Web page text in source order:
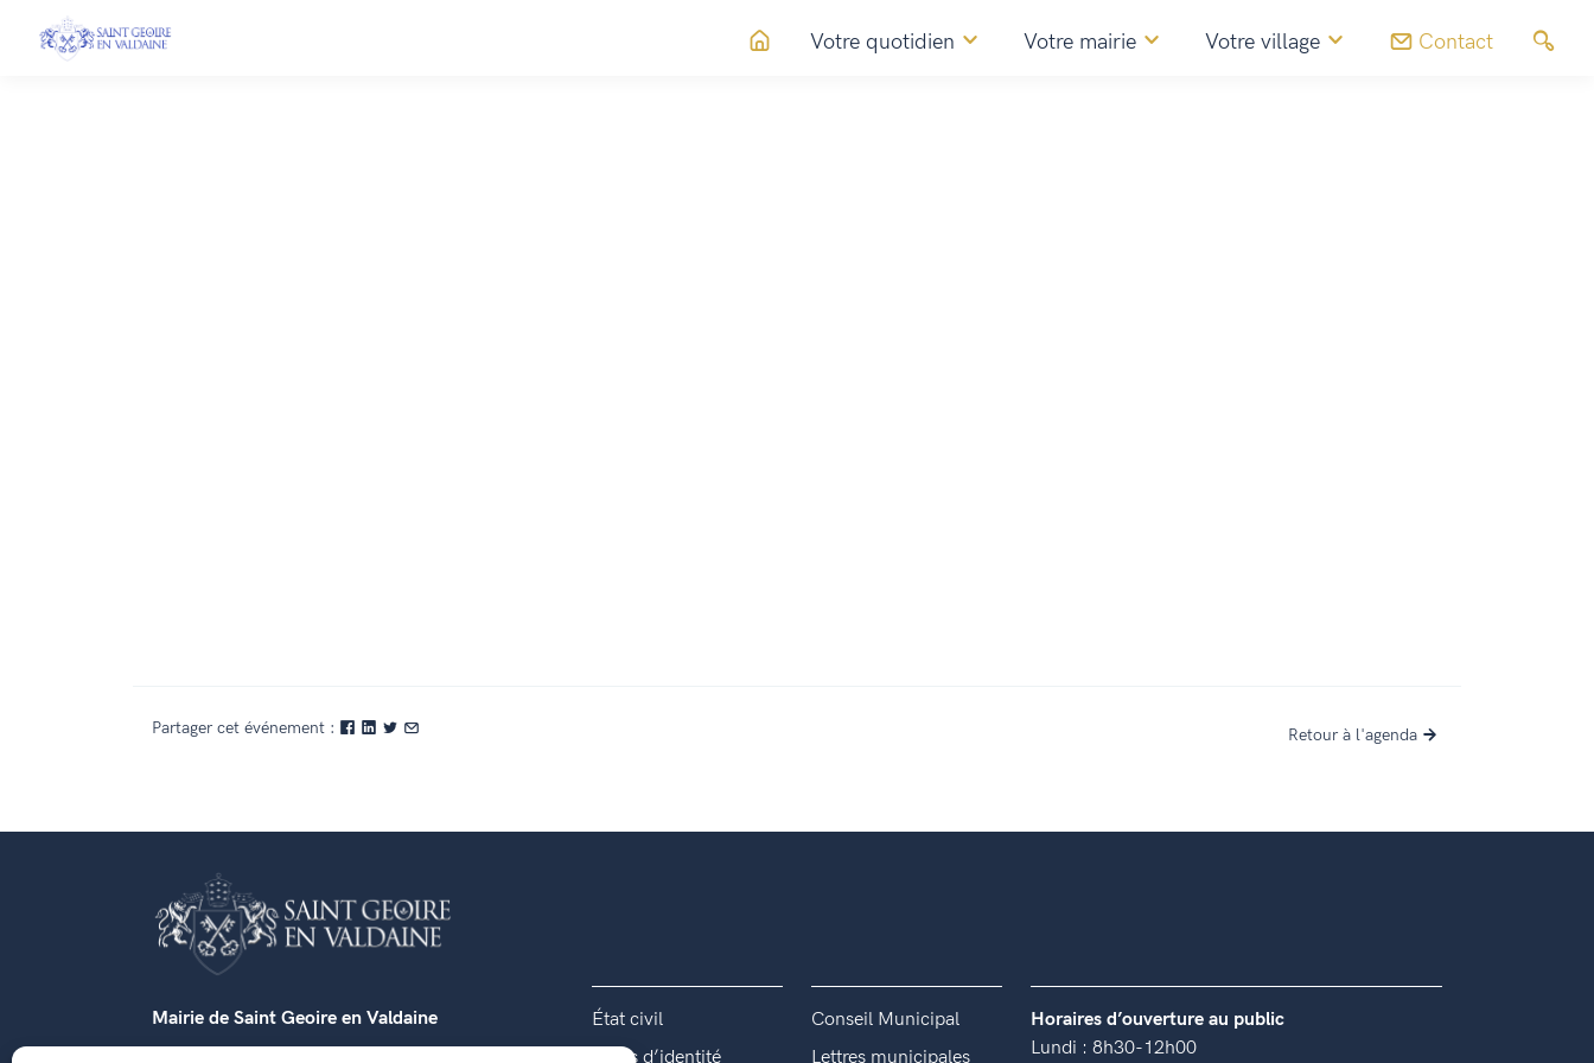
Votre quotidien Votre mairie Votre village Contact
Partager cet événement : Retour à l'agenda
Mairie de Saint Geoire en Valdaine
État civil
Titres d’identité
Conseil Municipal
Lettres municipales
Horaires d’ouverture au public
Lundi : 8h30-12h00